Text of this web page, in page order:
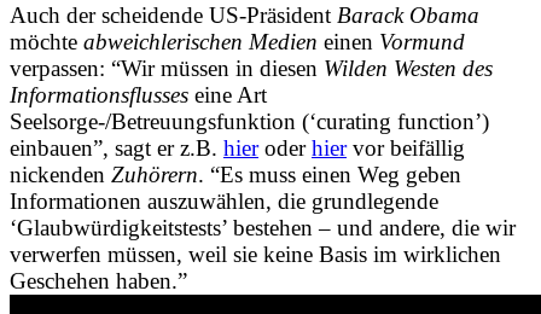
Auch der scheidende US-Präsident Barack Obama
möchte abweichlerischen Medien einen Vormund
verpassen: “Wir müssen in diesen Wilden Westen des
Informationsflusses eine Art
Seelsorge-/Betreuungsfunktion (‘curating function’)
einbauen”, sagt er z.B. hieroderhiervor beifällig
nickenden Zuhörern. “Es muss einen Weg geben
Informationen auszuwählen, die grundlegende
‘Glaubwürdigkeitstests’ bestehen – und andere, die wir
verwerfen müssen, weil sie keine Basis im wirklichen
Geschehen haben.”